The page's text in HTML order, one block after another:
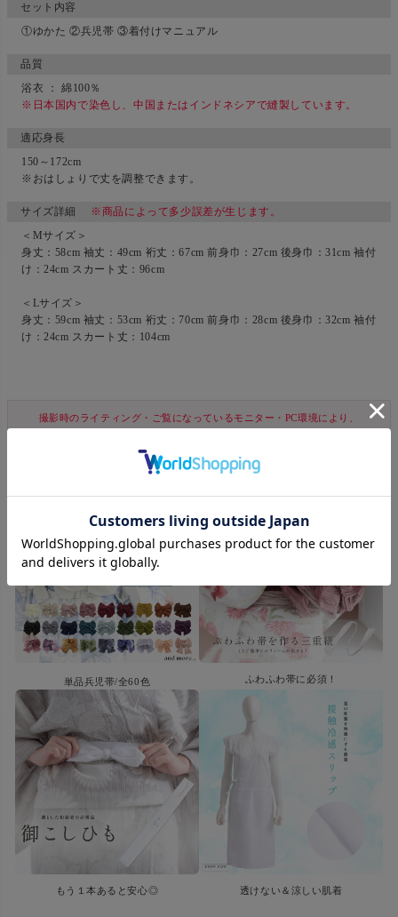
セット内容
①ゆかた ②兵児帯 ③着付けマニュアル
品質
浴衣 ： 綿100％
※日本国内で染色し、中国またはインドネシアで縫製しています。
適応身長
150～172cm
※おはしょりで丈を調整できます。
サイズ詳細 ※商品によって多少誤差が生じます。
＜Mサイズ＞
身丈：58cm 袖丈：49cm 裄丈：67cm 前身巾：27cm 後身巾：31cm 袖付
け：24cm スカート丈：96cm
＜Lサイズ＞
身丈：59cm 袖丈：53cm 裄丈：70cm 前身巾：28cm 後身巾：32cm 袖付
け：24cm スカート丈：104cm
撮影時のライティング・ご覧になっているモニター・PC環境により、
なお、著しい色の相違は御座いません。
単品兵児帯/全60色 ふわふわ帯に必須！
もう１本あると安心◎ 透けない＆涼しい肌着